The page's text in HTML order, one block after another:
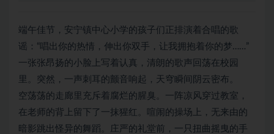
端午佳节，安宁镇中心小学的孩子们正排演着合唱的歌
谣：“唱出你的热情，伸出你双手，让我拥抱着你的梦……”
一张张昂扬的小脸上写着认真，清朗的歌声回荡在校园
里。突然，一声刺耳的颤音响起，天穹瞬间阴云密布。
空荡荡的走廊里充斥着腐烂的腥臭。一阵凉风穿过教室，
在老师的背上留下了一抹猩红。喧闹的操场上，无来由的
暗影跳出怪异的舞蹈。庄严的礼堂前，一只扭曲摇曳的手